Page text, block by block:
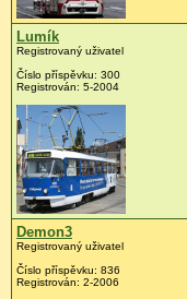
Lumík
Registrovaný uživatel
Číslo příspěvku: 300
Registrován: 5-2004
Demon3
Registrovaný uživatel
Číslo příspěvku: 836
Registrován: 2-2006